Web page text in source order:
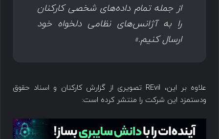
از جمله تمام داده‌های شخصی کارکنان
را به آژانس‌های نظامی دلخواه خود
ارسال کنیم.»
علاوه بر این، REvil تصویری از گزارش کارکنان و اسناد حقوق
ودستمزد این شرکت را منتشر کرده است: